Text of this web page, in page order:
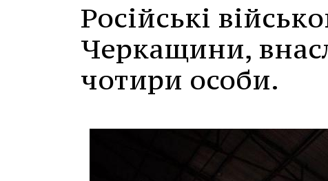
Російські
Черкащини,
чотири особи.